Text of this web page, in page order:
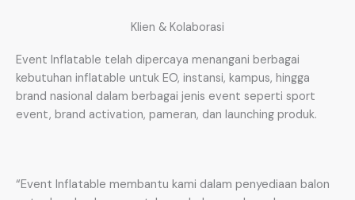
Klien & Kolaborasi
Event Inflatable telah dipercaya menangani berbagai
kebutuhan inflatable untuk EO, instansi, kampus, hingga
brand nasional dalam berbagai jenis event seperti sport
event, brand activation, pameran, dan launching produk.
“Event Inflatable membantu kami dalam penyediaan balon